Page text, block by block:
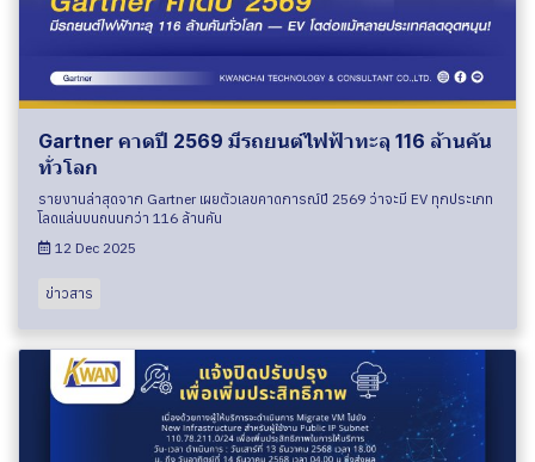
Gartner คาดปี 2569 มีรถยนต์ไฟฟ้าทะลุ 116 ล้านคัน
ทั่วโลก
รายงานล่าสุดจาก Gartner เผยตัวเลขคาดการณ์ปี 2569 ว่าจะมี EV ทุกประเภท
โลดแล่นบนถนนกว่า 116 ล้านคัน
12 Dec 2025
ข่าวสาร